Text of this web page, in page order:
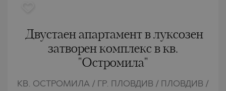
Двустаен апартамент в луксозен
затворен комплекс в кв.
"Остромила"
КВ. ОСТРОМИЛА / ГР. ПЛОВДИВ / ПЛОВДИВ /